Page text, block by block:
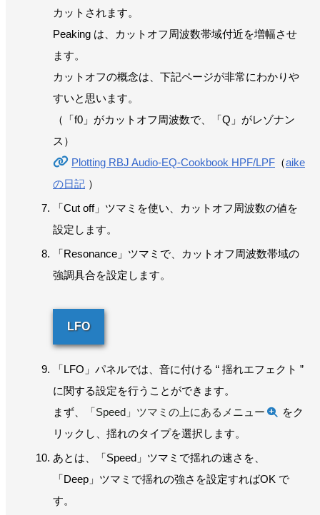
カットされます。
Peaking は、カットオフ周波数帯域付近を増幅させ
ます。
カットオフの概念は、下記ページが非常にわかりや
すいと思います。
（「f0」がカットオフ周波数で、「Q」がレゾナン
ス）
Plotting RBJ Audio-EQ-Cookbook HPF/LPF （aike
の日記 ）
「Cut off」ツマミを使い、カットオフ周波数の値を
設定します。
「Resonance」ツマミで、カットオフ周波数帯域の
強調具合を設定します。
LFO
「LFO」パネルでは、音に付ける “ 揺れエフェクト ”
に関する設定を行うことができます。
まず、
「Speed」ツマミの上にあるメニュー
をク
リックし、揺れのタイプを選択します。
あとは、「Speed」ツマミで揺れの速さを、
「Deep」ツマミで揺れの強さを設定すればOK で
す。